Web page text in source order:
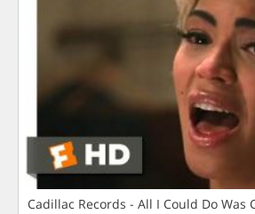
Cadillac Records - All I Could Do Was